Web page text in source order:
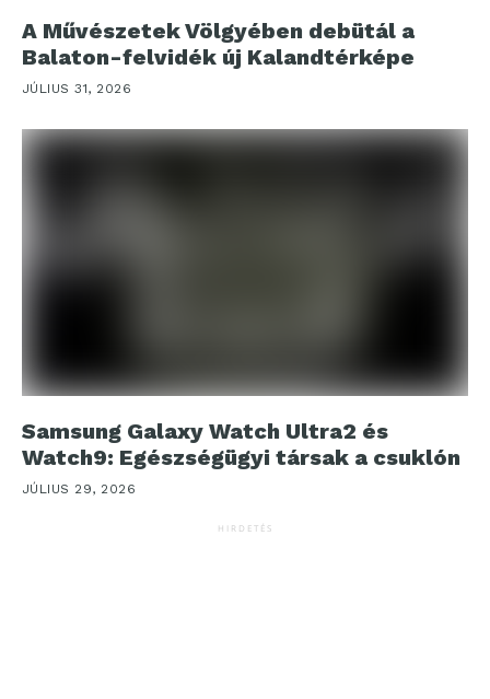
A Művészetek Völgyében debütál a
Balaton-felvidék új Kalandtérképe
JÚLIUS 31, 2026
Samsung Galaxy Watch Ultra2 és
Watch9: Egészségügyi társak a csuklón
JÚLIUS 29, 2026
HIRDETÉS